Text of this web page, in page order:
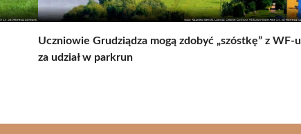
Uczniowie Grudziądza mogą zdobyć „szóstkę” z WF-u
za udział w parkrun